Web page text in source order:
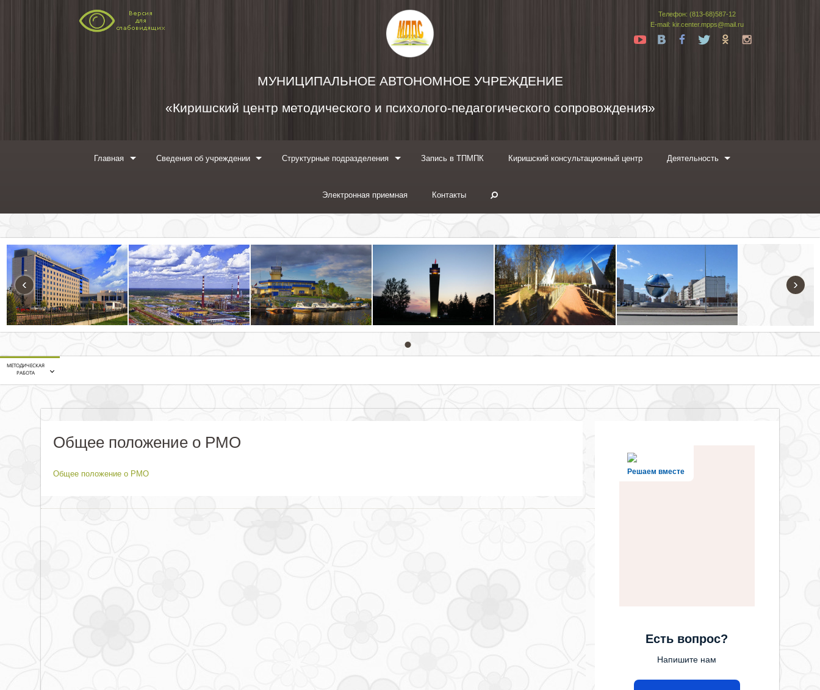
Телефон: (813-68)587-12
E-mail: kir.center.mpps@mail.ru
Yt
Tw
МУНИЦИПАЛЬНОЕ АВТОНОМНОЕ УЧРЕЖДЕНИЕ
«Киришский центр методического и психолого-педагогического сопровождения»
Главная Сведения об учреждении Структурные подразделения Запись в ТПМПК Киришский консультационный центр Деятельность
Электронная приемная Контакты
‹ ›
МЕТОДИЧЕСКАЯ
РАБОТА
Общее положение о РМО
Общее положение о РМО Решаем вместе
Есть вопрос?
Напишите нам